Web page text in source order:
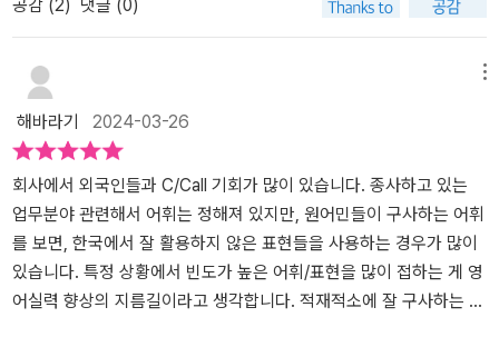
이 공감된다.영어를 잘한다는 것은 정확한 영어 문장을 구사한다는
것을 뜻합니다정확한 의미를 이해하고 있어야 합니다어휘에는 동의
어가 존재하지 않습니다.​이 책을 정독하며 꾸준히 학습하면 우리에게
큰 벽으로 느껴지는 영어 소설책 읽기에 자연스럽게 도전할 수 있게
됩니다책을 읽다 보면 자연스럽게 터득해 가는 단어들도 있고 때로는
묘사적인 부분들에 막혀서 그 상황을 그려보기가 어려워서 대강의 분
위기만 잡고 이해하면 넘어간 책들도 있었다. 영어책을 읽을 때 너무
수준을 높게 잡으면 포기가 되어 그 수준을 잘 파악해서 조금씩 적당
한 수준으로 조금씩 어휘를 배워가는 것이 좋다고 생각해 왔다.​하지
만 이 책을 만나며 질감 있고 그 단어가 가지는 풍성함을 미리 맛보고
공부하며 책을 읽는 것도 나의 영어 책 읽기에 수준을 업그레이드해
공감 (2) 댓글 (0)
해바라기 2024-03-26
회사에서 외국인들과 C/Call 기회가 많이 있습니다. 종사하고 있는
업무분야 관련해서 어휘는 정해져 있지만, 원어민들이 구사하는 어휘
를 보면, 한국에서 잘 활용하지 않은 표현들을 사용하는 경우가 많이
있습니다. 특정 상황에서 빈도가 높은 어휘/표현을 많이 접하는 게 영
어실력 향상의 지름길이라고 생각합니다. 적재적소에 잘 구사하는 역